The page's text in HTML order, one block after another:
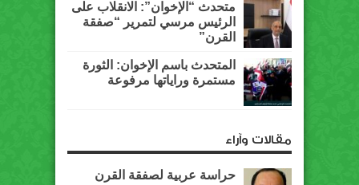
متحدث “الإخوان”: الانقلاب على
الرئيس مرسي لتمرير “صفقة
القرن”
المتحدث باسم الإخوان: الثورة
مستمرة وراياتها مرفوعة
مقالات وآراء
حراسة عربية لصفقة القرن